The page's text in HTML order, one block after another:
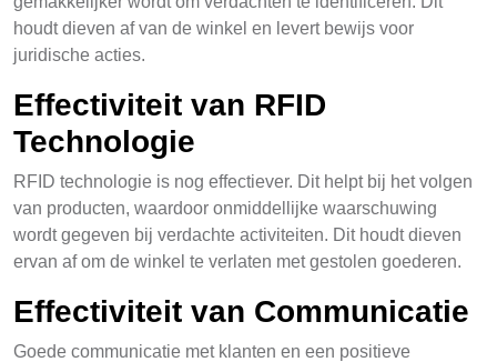
houdt dieven af van de winkel en levert bewijs voor
juridische acties.
Effectiviteit van RFID
Technologie
RFID technologie is nog effectiever. Dit helpt bij het volgen
van producten, waardoor onmiddellijke waarschuwing
wordt gegeven bij verdachte activiteiten. Dit houdt dieven
ervan af om de winkel te verlaten met gestolen goederen.
Effectiviteit van Communicatie
Goede communicatie met klanten en een positieve